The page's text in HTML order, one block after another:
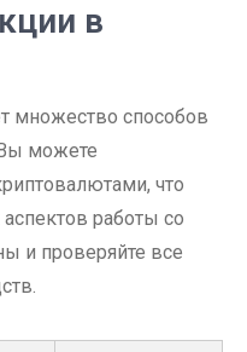
в
множество способов
можете
что
работы со
и проверяйте все